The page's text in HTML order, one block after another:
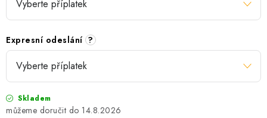
Expresní odeslání ?
Skladem
14.8.2026